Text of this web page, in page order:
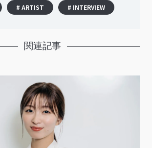
# ARTIST # INTERVIEW
関連記事